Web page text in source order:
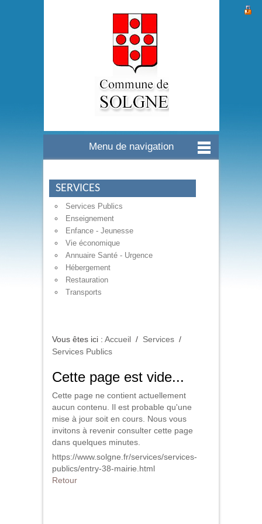
Menu de navigation
SERVICES
Services Publics
Enseignement
Enfance - Jeunesse
Vie économique
Annuaire Santé - Urgence
Hébergement
Restauration
Transports
Vous êtes ici : Accueil / Services /
Services Publics
Cette page est vide...
Cette page ne contient actuellement
aucun contenu. Il est probable qu'une
mise à jour soit en cours. Nous vous
invitons à revenir consulter cette page
dans quelques minutes.
https://www.solgne.fr/services/services-
publics/entry-38-mairie.html
Retour